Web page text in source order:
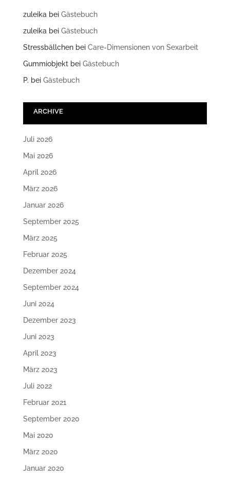
zuleikabei Gästebuch
zuleikabei Gästebuch
Stressbällchenbei Care-Dimensionen von Sexarbeit
Gummiobjektbei Gästebuch
P. bei Gästebuch
ARCHIVE
Juli 2026
Mai 2026
April 2026
März 2026
Januar 2026
September 2025
März 2025
Februar 2025
Dezember 2024
September 2024
Juni 2024
Dezember 2023
Juni 2023
April 2023
März 2023
Juli 2022
Februar 2021
September 2020
Mai 2020
März 2020
Januar 2020